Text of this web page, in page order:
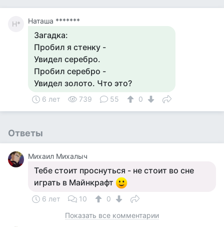
Н* Наташа *******
Загадка:
Пробил я стенку -
Увидел серебро.
Пробил серебро -
Увидел золото. Что это?
6 лет 739 55 0
Ответы
Михаил Михалыч
Тебе стоит проснуться - не стоит во сне
играть в Майнкрафт
6 лет 10
0
Показать все комментарии